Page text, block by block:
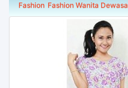
Fashion Fashion Wanita Dewasa